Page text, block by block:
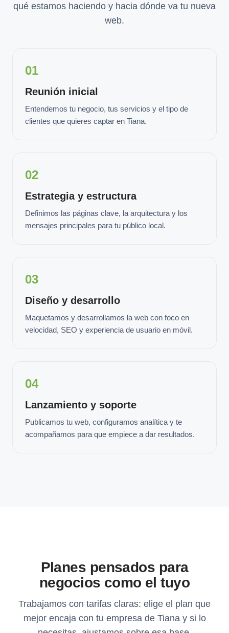
qué estamos haciendo y hacia dónde va tu nueva
web.
01
Reunión inicial
Entendemos tu negocio, tus servicios y el tipo de
clientes que quieres captar en Tiana.
02
Estrategia y estructura
Definimos las páginas clave, la arquitectura y los
mensajes principales para tu público local.
03
Diseño y desarrollo
Maquetamos y desarrollamos la web con foco en
velocidad, SEO y experiencia de usuario en móvil.
04
Lanzamiento y soporte
Publicamos tu web, configuramos analítica y te
acompañamos para que empiece a dar resultados.
Planes pensados para
negocios como el tuyo
Trabajamos con tarifas claras: elige el plan que
mejor encaja con tu empresa de Tiana y si lo